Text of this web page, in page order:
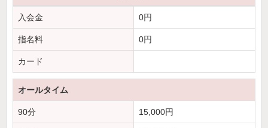
入会金 0円
指名料 0円
カード
オールタイム
90分 15,000円